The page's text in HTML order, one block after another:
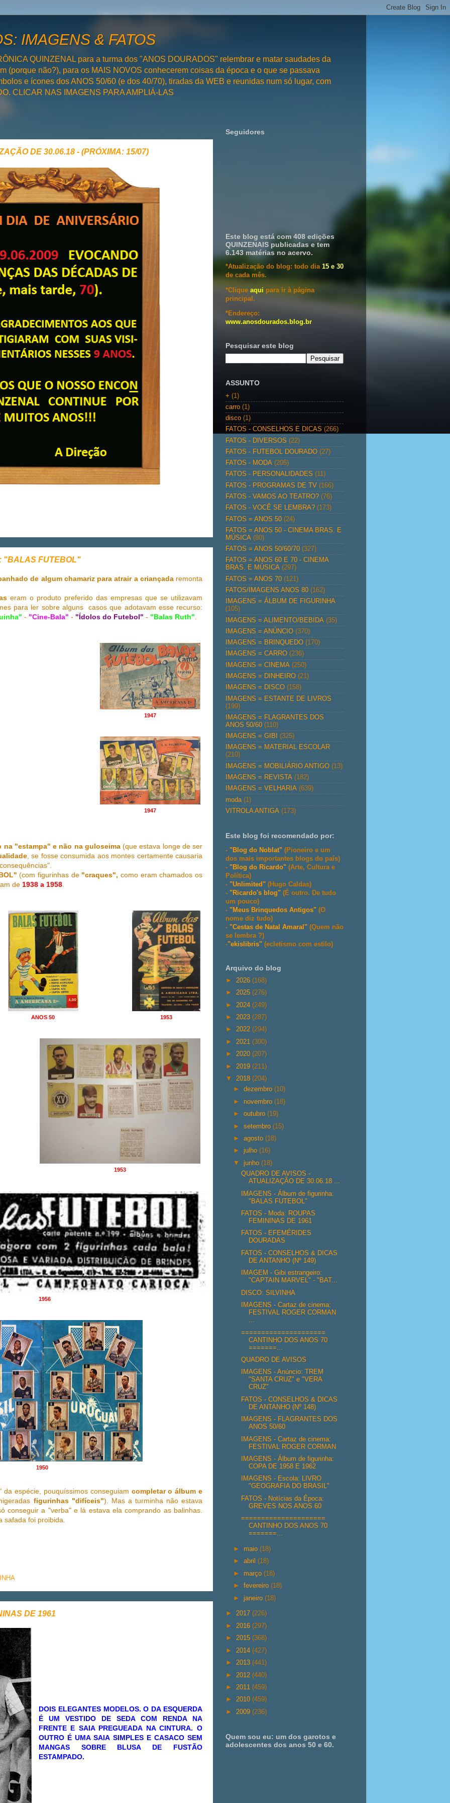
IMAGENS & FATOS
QUINZENAL para a turma dos "ANOS DOURADOS" relembrar e matar saudades da
(porque não?), para os MAIS NOVOS conhecerem coisas da época e o que se passava
e ícones dos ANOS 50/60 (e dos 40/70), tiradas da WEB e reunidas num só lugar, com
CLICAR NAS IMAGENS PARA AMPLIÁ-LAS
DE 30.06.18 - (PRÓXIMA: 15/07)
"BALAS FUTEBOL"
de algum chamariz para atrair a criançada remonta
eram o produto preferido das empresas que se utilizavam
para ler sobre alguns casos que adotavam esse recurso:
- "Cine-Bala" - "Ídolos do Futebol" - "Balas Ruth"
1947
1947
na "estampa" e não na guloseima(que estava longe de ser
, se fosse consumida aos montes certamente causaria
(com figurinhas de"craques",como eram chamados os
de 1938 a 1958
1953
ANOS 50
1953
1956
1950
espécie, pouquíssimos conseguiam completar o álbum e
figurinhas "difíceis"). Mas a turminha não estava
conseguir a "verba" e lá estava ela comprando as balinhas.
safada foi proibida.
DE 1961
DOIS ELEGANTES MODELOS. O DA ESQUERDA
É UM VESTIDO DE SEDA COM RENDA NA
FRENTE E SAIA PREGUEADA NA CINTURA. O
OUTRO É UMA SAIA SIMPLES E CASACO SEM
MANGAS SOBRE BLUSA DE FUSTÃO
ESTAMPADO.
Seguidores
Este blog está com 408 edições
QUINZENAIS publicadas e tem
6.143 matérias no acervo.
*Atualização do blog: todo dia 15 e 30
de cada mês.
*Clique aqui para ir à página
principal.
*Endereço:
www.anosdourados.blog.br
Pesquisar este blog
ASSUNTO
+ (1)
carro (1)
disco (1)
FATOS - CONSELHOS E DICAS (266)
FATOS - DIVERSOS (22)
FATOS - FUTEBOL DOURADO (27)
FATOS - MODA (205)
FATOS - PERSONALIDADES (11)
FATOS - PROGRAMAS DE TV (166)
FATOS - VAMOS AO TEATRO? (76)
FATOS - VOCÊ SE LEMBRA? (173)
FATOS = ANOS 50 (24)
FATOS = ANOS 50 - CINEMA BRAS. E
MÚSICA (80)
FATOS = ANOS 50/60/70 (327)
FATOS = ANOS 60 E 70 - CINEMA
BRAS. E MÚSICA (297)
FATOS = ANOS 70 (121)
FATOS/IMAGENS ANOS 80 (162)
IMAGENS = ÁLBUM DE FIGURINHA
(105)
IMAGENS = ALIMENTO/BEBIDA (35)
IMAGENS = ANÚNCIO (370)
IMAGENS = BRINQUEDO (170)
IMAGENS = CARRO (236)
IMAGENS = CINEMA (250)
IMAGENS = DINHEIRO (21)
IMAGENS = DISCO (158)
IMAGENS = ESTANTE DE LIVROS
(199)
IMAGENS = FLAGRANTES DOS
ANOS 50/60 (110)
IMAGENS = GIBI
(325)
IMAGENS = MATERIAL ESCOLAR
(210)
IMAGENS = MOBILIÁRIO ANTIGO (13)
IMAGENS = REVISTA (182)
IMAGENS = VELHARIA (639)
moda (1)
VITROLA ANTIGA (173)
Este blog foi recomendado por:
- "Blog do Noblat" (Pioneiro e um
dos mais importantes blogs do país)
- "Blog do Ricardo" (Arte, Cultura e
Política)
- "Unlimited" (Hugo Caldas)
- "Ricardo's blog" (É outro. De tudo
um pouco)
- "Meus Brinquedos Antigos" (O
nome diz tudo)
- "Cestas de Natal Amaral" (Quem não
se lembra ?)
-"ekislibris" (ecletismo com estilo)
Arquivo do blog
► 2026 (168)
► 2025 (276)
► 2024 (249)
► 2023 (287)
► 2022 (294)
► 2021 (300)
► 2020 (207)
► 2019 (211)
▼ 2018 (204)
►dezembro(10)
► novembro(18)
►outubro(19)
►setembro(15)
►agosto(18)
►julho(16)
▼junho(18)
QUADRO DE AVISOS -
ATUALIZAÇÃO DE 30.06.18 ...
IMAGENS - Álbum de figurinha:
"BALAS FUTEBOL"
FATOS - Moda: ROUPAS
FEMININAS DE 1961
FATOS - EFEMÉRIDES
DOURADAS
FATOS - CONSELHOS & DICAS
DE ANTANHO (Nº 149)
IMAGEM - Gibi estrangeiro:
"CAPTAIN MARVEL" - "BAT...
DISCO: SILVINHA
IMAGENS - Cartaz de cinema:
FESTIVAL ROGER CORMAN
...
=====================
CANTINHO DOS ANOS 70
=======...
QUADRO DE AVISOS
IMAGENS - Anúncio: TREM
"SANTA CRUZ" e "VERA
CRUZ"
FATOS - CONSELHOS & DICAS
DE ANTANHO (Nº 148)
IMAGENS - FLAGRANTES DOS
ANOS 50/60
IMAGENS - Cartaz de cinema:
FESTIVAL ROGER CORMAN
IMAGENS - Álbum de figurinha:
COPA DE 1958 E 1962
IMAGENS - Escola: LIVRO
"GEOGRAFIA DO BRASIL"
FATOS - Notícias da Época:
GREVES NOS ANOS 60
=====================
CANTINHO DOS ANOS 70
=======...
► maio(18)
►abril(18)
► março(18)
►fevereiro(18)
►janeiro(18)
► 2017 (226)
► 2016 (297)
► 2015 (368)
► 2014 (427)
► 2013 (441)
► 2012 (440)
► 2011 (459)
► 2010 (459)
► 2009 (236)
Quem sou eu: um dos garotos e
adolescentes dos anos 50 e 60.